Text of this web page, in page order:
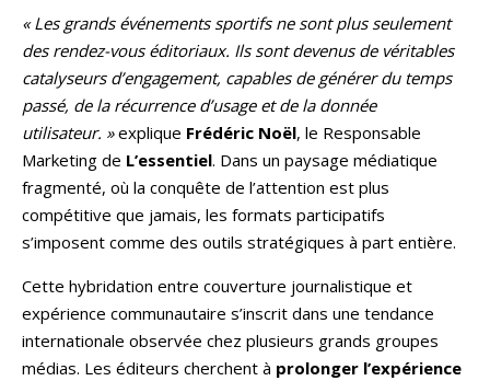
« Les grands événements sportifs ne sont plus seulement
des rendez-vous éditoriaux. Ils sont devenus de véritables
catalyseurs d’engagement, capables de générer du temps
passé, de la récurrence d’usage et de la donnée
utilisateur. »explique Frédéric Noël, le Responsable
Marketing de L’essentiel. Dans un paysage médiatique
fragmenté, où la conquête de l’attention est plus
compétitive que jamais, les formats participatifs
s’imposent comme des outils stratégiques à part entière.
Cette hybridation entre couverture journalistique et
expérience communautaire s’inscrit dans une tendance
internationale observée chez plusieurs grands groupes
médias. Les éditeurs cherchent à prolonger l’expérience